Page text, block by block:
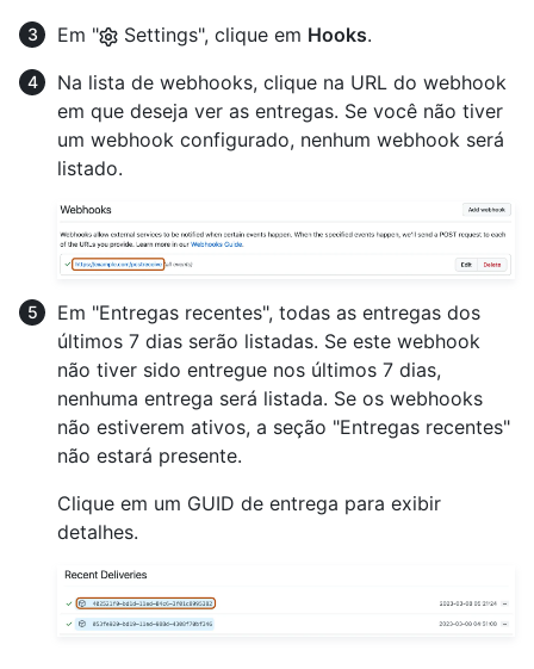
Em "
Settings", clique em Hooks.
Na lista de webhooks, clique na URL do webhook
em que deseja ver as entregas. Se você não tiver
um webhook configurado, nenhum webhook será
listado.
Em "Entregas recentes", todas as entregas dos
últimos 7 dias serão listadas. Se este webhook
não tiver sido entregue nos últimos 7 dias,
nenhuma entrega será listada. Se os webhooks
não estiverem ativos, a seção "Entregas recentes"
não estará presente.
Clique em um GUID de entrega para exibir
detalhes.